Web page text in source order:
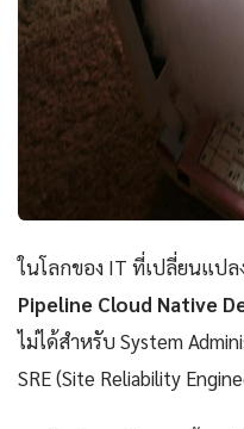
ในโลกของ IT ที่เปลี่ยนแปล
Pipeline Cloud Native
ไม่ได้สำหรับ System
SRE (Site Reliability